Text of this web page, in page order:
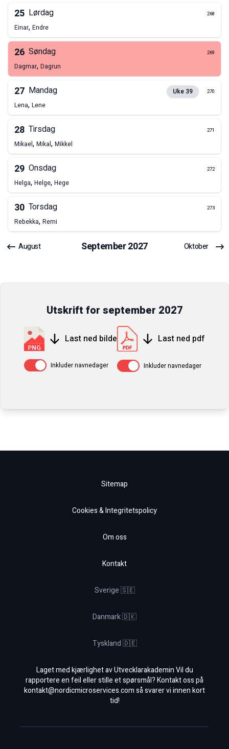
25 Lørdag 268
Einar, Endre
26 Søndag 269
Dagmar, Dagrun
27 Mandag Uke 39 270
Lena, Lene
28 Tirsdag 271
Mikael, Mikal, Mikkel
29 Onsdag 272
Helga, Helge, Hege
30 Torsdag 273
Rebekka, Remi
August September2027 Oktober
Utskrift for september 2027
Last ned bilde
Av / PåInkluder navnedager
Last ned pdf
Av / PåInkluder navnedager
Sitemap
Cookies & Integritetspolicy
Om oss
Kontakt
Sverige 🇸🇪
Danmark 🇩🇰
Tyskland 🇩🇪
Laget med kjærlighet av Utvecklarakademin Vil du
rapportere en feil eller stille et spørsmål? Kontakt oss på
kontakt@nordicmicroservices.comså svarer vi innen kort
tid!